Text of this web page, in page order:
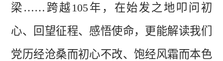
梁 ……跨越 105年，在始发之地叩问 初
心、回望征程、感悟使命，更能解读我们
党历经沧桑而初心不改、饱经风霜而本色